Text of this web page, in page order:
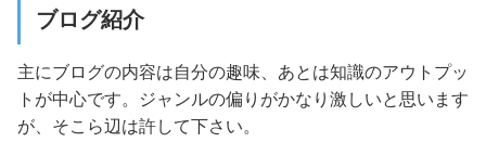
ブログ紹介
主にブログの内容は自分の趣味、あとは知識のアウトプッ
トが中心です。ジャンルの偏りがかなり激しいと思います
が、そこら辺は許して下さい。